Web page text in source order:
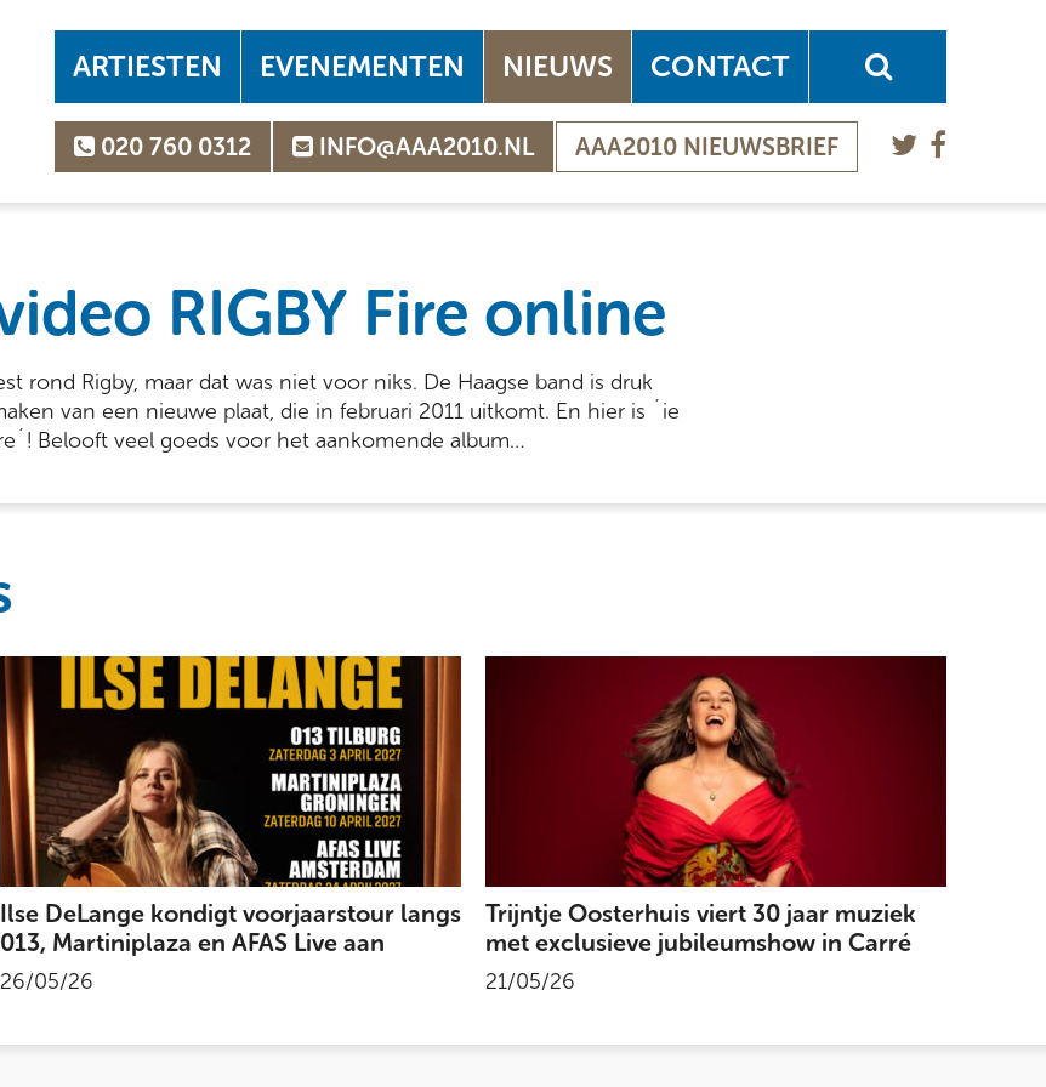
ARTIESTEN EVENEMENTEN NIEUWS CONTACT
020 760 0312 INFO@AAA2010.NL AAA2010 NIEUWSBRIEF
RIGBY Fire online
rond Rigby, maar dat was niet voor niks. De Haagse band is druk
van een nieuwe plaat, die in februari 2011 uitkomt. En hier is ´ie
Belooft veel goeds voor het aankomende album…
Ilse DeLange kondigt voorjaarstour langs
013, Martiniplaza en AFAS Live aan
26/05/26
Trijntje Oosterhuis viert 30 jaar muziek
met exclusieve jubileumshow in Carré
21/05/26